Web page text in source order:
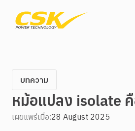
บทความ
หม้อแปลง isolate
เผยแพร่เมื่อ:28 August 2025